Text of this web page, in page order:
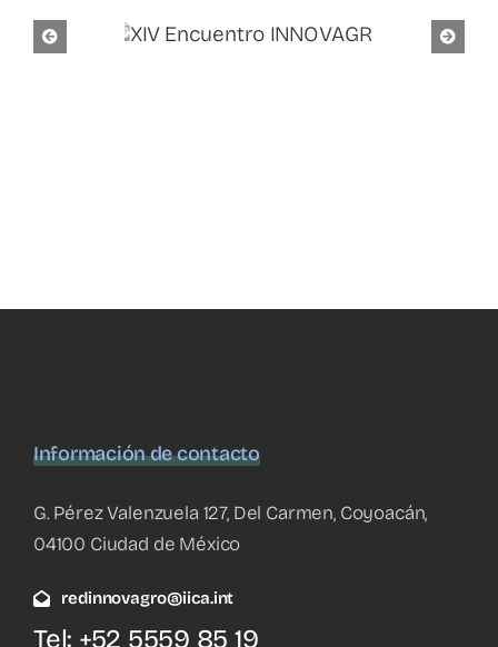
Información de contacto
G. Pérez Valenzuela 127, Del Carmen, Coyoacán,
04100 Ciudad de México
redinnovagro@iica.int
Tel: +52 5559 85 19